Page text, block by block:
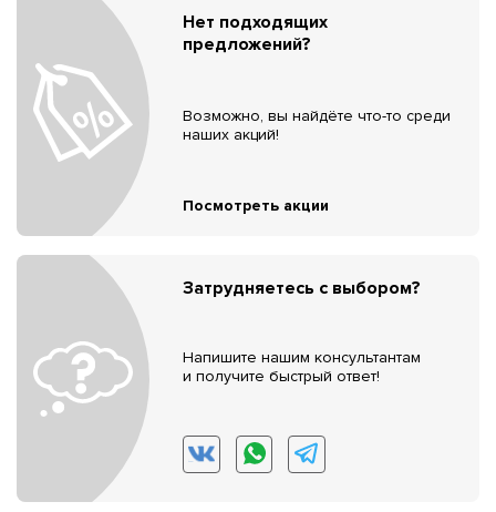
Нет подходящих
предложений?
Возможно, вы найдёте что-то среди
наших акций!
Посмотреть акции
Затрудняетесь с выбором?
Напишите нашим консультантам
и получите быстрый ответ!